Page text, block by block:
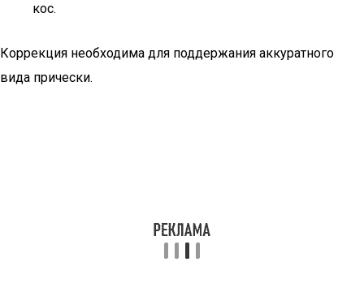
кос.
Коррекция необходима для поддержания аккуратного
вида прически.